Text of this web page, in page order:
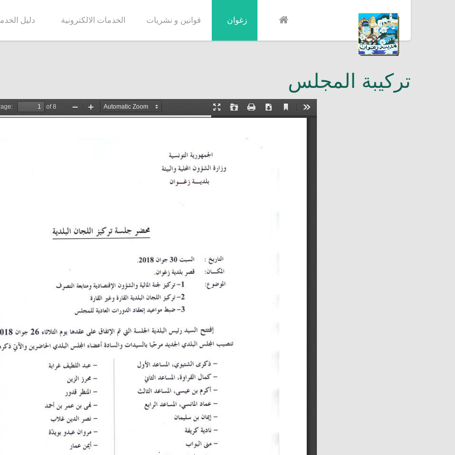
زغوان قوانين و نشريات الخدمات الالكترونية دليل
تركيبة المجلس